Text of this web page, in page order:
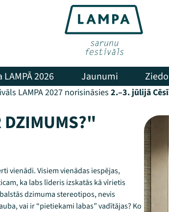
2026 Jaunumi Ziedo
LAMPA 2027 norisināsies 2.–3. jūlijā
vienādi. Visiem vienādas iespējas,
ka labs līderis izskatās kā vīrietis
dzimuma stereotipos, nevis
vai ir “pietiekami labas” vadītājas? Ko